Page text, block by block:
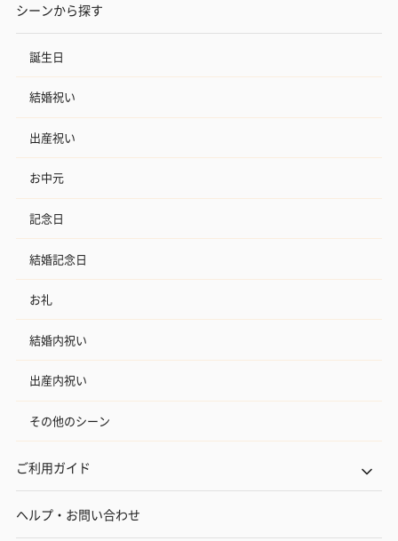
シーンから探す
誕生日
結婚祝い
出産祝い
お中元
記念日
結婚記念日
お礼
結婚内祝い
出産内祝い
その他のシーン
ご利用ガイド
ヘルプ・お問い合わせ